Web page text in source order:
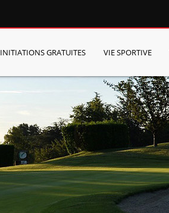
INITIATIONS GRATUITES VIE SPORTIVE